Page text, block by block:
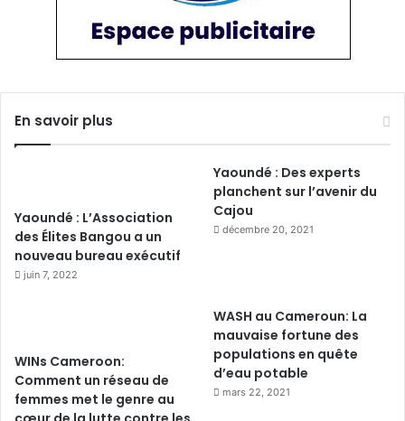
En savoir plus
Yaoundé : L’Association
des Élites Bangou a un
nouveau bureau exécutif
juin 7, 2022
Yaoundé : Des experts
planchent sur l’avenir du
Cajou
décembre 20, 2021
WINs Cameroon:
Comment un réseau de
femmes met le genre au
WASH au Cameroun: La
mauvaise fortune des
populations en quête
d’eau potable
mars 22, 2021